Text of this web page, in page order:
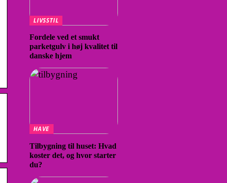
LIVSSTIL
Fordele ved et smukt
parketgulv i høj kvalitet til
danske hjem
HAVE
Tilbygning til huset: Hvad
koster det, og hvor starter
du?